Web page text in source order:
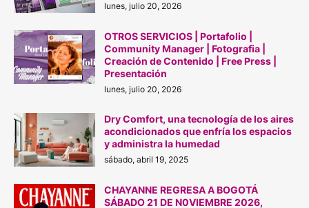
lunes, julio 20, 2026
OTROS SERVICIOS | Portafolio |
Community Manager | Fotografia |
Creación de Contenido | Free Press |
Presentación
lunes, julio 20, 2026
Dry Comfort, una tecnología de los aires
acondicionados que enfría los espacios
y administra la humedad
sábado, abril 19, 2025
CHAYANNE REGRESA A BOGOTÁ
SÁBADO 21 DE N0VIEMBRE 2026,